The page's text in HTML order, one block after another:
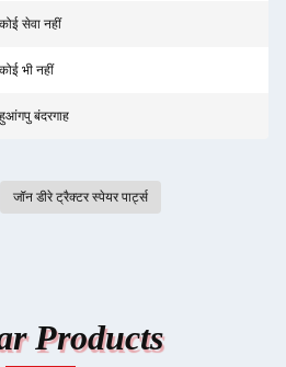
कोई सेवा नहीं
कोई भी नहीं
हुआंगपु बंदरगाह
जॉन डीरे ट्रैक्टर स्पेयर पार्ट्स
Products